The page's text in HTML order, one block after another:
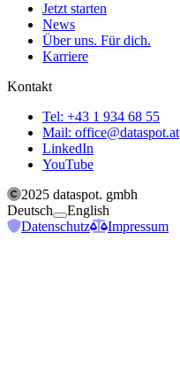
Jetzt starten
News
Über uns. Für dich.
Karriere
Kontakt
Tel: +43 1 934 68 55
Mail: office@dataspot.at
LinkedIn
YouTube
2025 dataspot. gmbh
Deutsch
English
Datenschutz
Impressum